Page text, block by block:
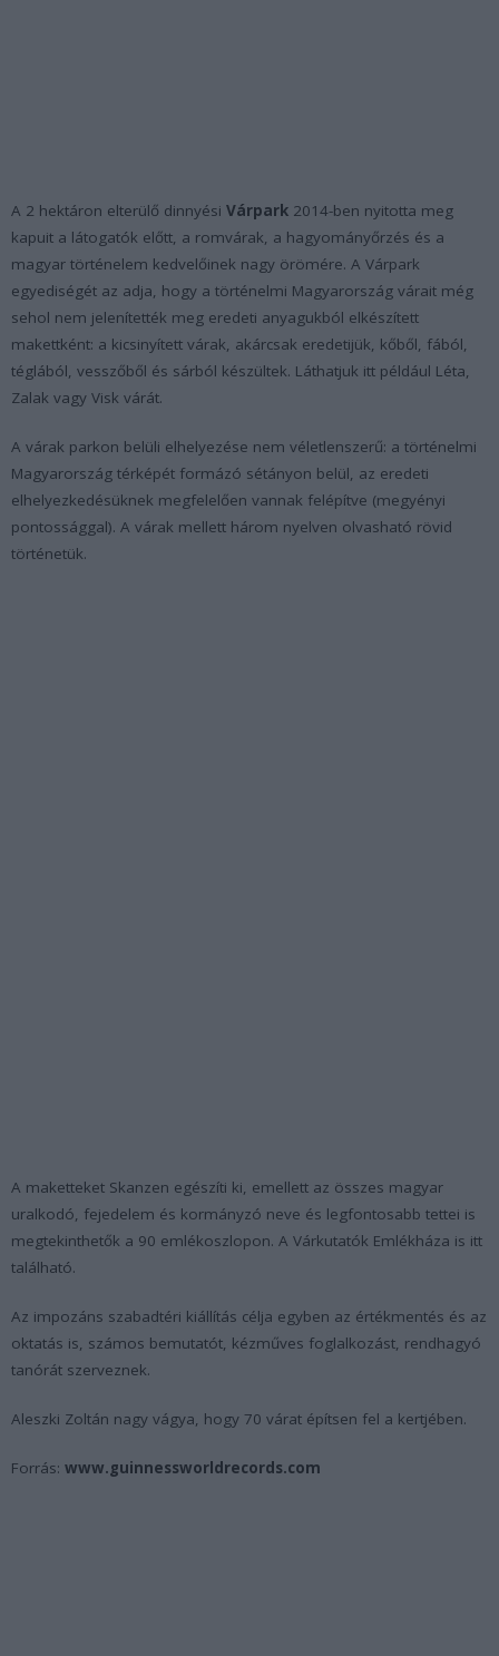
A 2 hektáron elterülő dinnyési Várpark 2014-ben nyitotta meg
kapuit a látogatók előtt, a romvárak, a hagyományőrzés és a
magyar történelem kedvelőinek nagy örömére. A Várpark
egyediségét az adja, hogy a történelmi Magyarország várait még
sehol nem jelenítették meg eredeti anyagukból elkészített
makettként: a kicsinyített várak, akárcsak eredetijük, kőből, fából,
téglából, vesszőből és sárból készültek. Láthatjuk itt például Léta,
Zalak vagy Visk várát.
A várak parkon belüli elhelyezése nem véletlenszerű: a történelmi
Magyarország térképét formázó sétányon belül, az eredeti
elhelyezkedésüknek megfelelően vannak felépítve (megyényi
pontossággal). A várak mellett három nyelven olvasható rövid
történetük.
A maketteket Skanzen egészíti ki, emellett az összes magyar
uralkodó, fejedelem és kormányzó neve és legfontosabb tettei is
megtekinthetők a 90 emlékoszlopon. A Várkutatók Emlékháza is itt
található.
Az impozáns szabadtéri kiállítás célja egyben az értékmentés és az
oktatás is, számos bemutatót, kézműves foglalkozást, rendhagyó
tanórát szerveznek.
Aleszki Zoltán nagy vágya, hogy 70 várat építsen fel a kertjében.
Forrás: www.guinnessworldrecords.com